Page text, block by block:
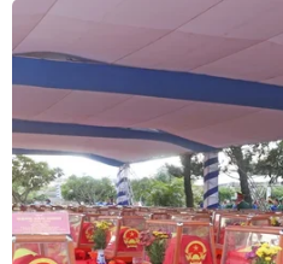
Thống kê cho thấy, toàn
52 mã giảm giá và 110
Khối nhà đầu tư nước
mua ròng trên 4 triệu
tương ứng giá trị trên